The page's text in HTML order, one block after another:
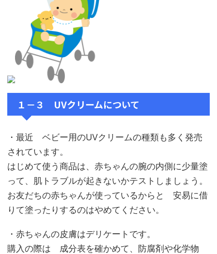
１－３ UVクリームについて
・最近 ベビー用のUVクリームの種類も多く発売
されています。
はじめて使う商品は、赤ちゃんの腕の内側に少量塗
って、肌トラブルが起きないかテストしましょう。
お友だちの赤ちゃんが使っているからと 安易に借
りて塗ったりするのはやめてください。
・赤ちゃんの皮膚はデリケートです。
購入の際は 成分表を確かめて、防腐剤や化学物